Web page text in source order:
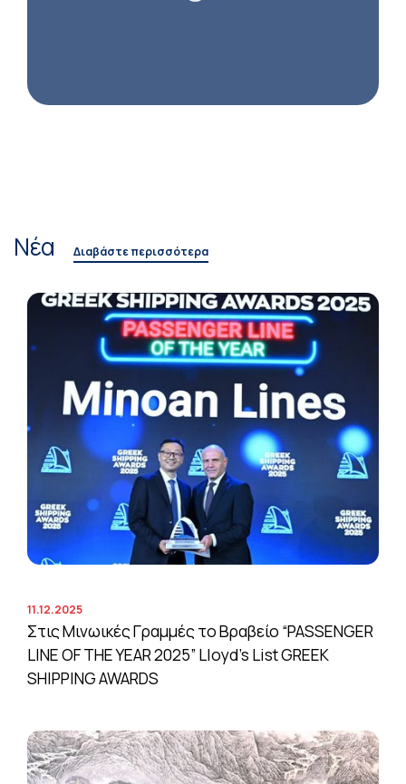
Νέα Διαβάστε περισσότερα
11.12.2025
Στις Μινωικές Γραμμές το Βραβείο “PASSENGER
LINE OF THE YEAR 2025” Lloyd’s List GREEK
SHIPPING AWARDS